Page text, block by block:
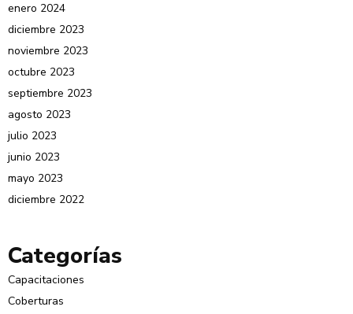
enero 2024
diciembre 2023
noviembre 2023
octubre 2023
septiembre 2023
agosto 2023
julio 2023
junio 2023
mayo 2023
diciembre 2022
Categorías
Capacitaciones
Coberturas